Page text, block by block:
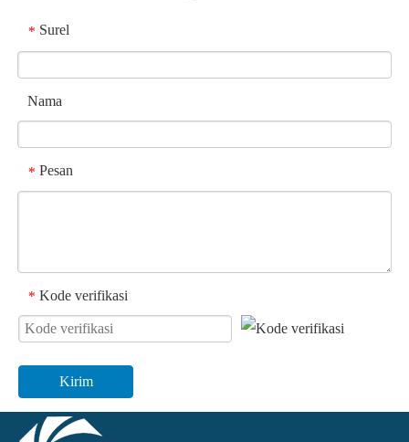
* Surel
Nama
* Pesan
* Kode verifikasi
Kirim